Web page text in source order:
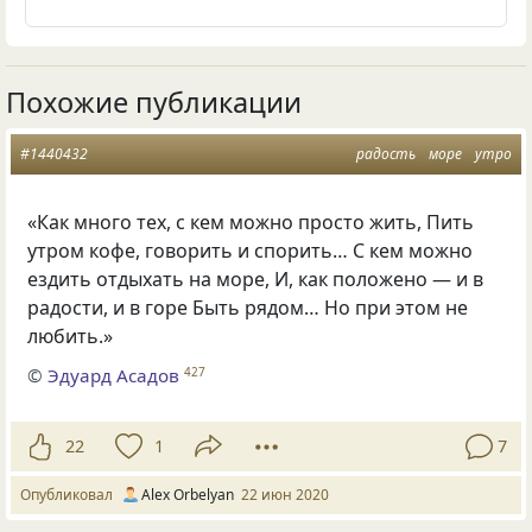
Похожие публикации
радость море утро
#1440432
«Как много тех, с кем можно просто жить, Пить
утром кофе, говорить и спорить… С кем можно
ездить отдыхать на море, И, как положено — и в
радости, и в горе Быть рядом… Но при этом не
любить.»
©Эдуард Асадов 427
22 1 7
Опубликовал Alex Orbelyan 22 июн 2020